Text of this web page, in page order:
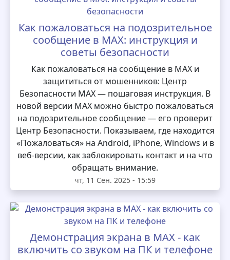
Как пожаловаться на подозрительное
сообщение в MAX: инструкция и
советы безопасности
Как пожаловаться на сообщение в MAX и
защититься от мошенников: Центр
Безопасности MAX — пошаговая инструкция. В
новой версии MAX можно быстро пожаловаться
на подозрительное сообщение — его проверит
Центр Безопасности. Показываем, где находится
«Пожаловаться» на Android, iPhone, Windows и в
веб-версии, как заблокировать контакт и на что
обращать внимание.
чт, 11 Сен. 2025 - 15:59
Демонстрация экрана в MAX - как
включить со звуком на ПК и телефоне